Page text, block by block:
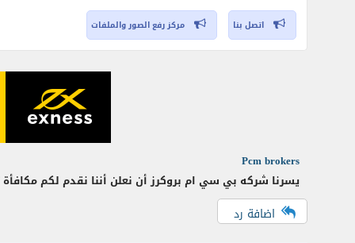
اتصل بنا مركز رفع الصور والملفات
Pcm brokers
يسرنا شركه بي سي ام بروكرز أن نعلن أننا نقدم لكم مكافأة ترحيبية بنسبة 10٪ يمكن للمتدوالين سحبها الذين سجلوا التدوال في أو بعد
اضافة رد